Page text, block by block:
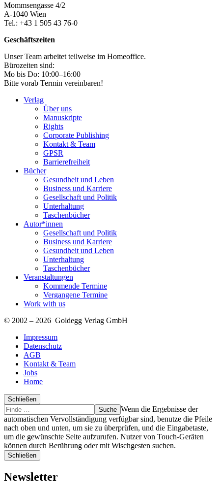
Mommsengasse 4/2
A-1040 Wien
Tel.: +43 1 505 43 76-0
Geschäftszeiten
Unser Team arbeitet teilweise im Homeoffice.
Bürozeiten sind:
Mo bis Do: 10:00–16:00
Bitte vorab Termin vereinbaren!
Verlag
Über uns
Manuskripte
Rights
Corporate Publishing
Kontakt & Team
GPSR
Barrierefreiheit
Bücher
Gesundheit und Leben
Business und Karriere
Gesellschaft und Politik
Unterhaltung
Taschenbücher
Autor*innen
Gesellschaft und Politik
Business und Karriere
Gesundheit und Leben
Unterhaltung
Taschenbücher
Veranstaltungen
Kommende Termine
Vergangene Termine
Work with us
© 2002 – 2026 Goldegg Verlag GmbH
Impressum
Datenschutz
AGB
Kontakt & Team
Jobs
Home
Schließen
Suche
Finde
…
Wenn die Ergebnisse der
automatischen Vervollständigung verfügbar sind, benutze die Pfeile
nach oben und unten, um sie zu überprüfen, und die Eingabetaste,
um die gewünschte Seite aufzurufen. Nutzer von Touch-Geräten
können durch Berührung oder mit Wischgesten suchen.
Schließen
Newsletter